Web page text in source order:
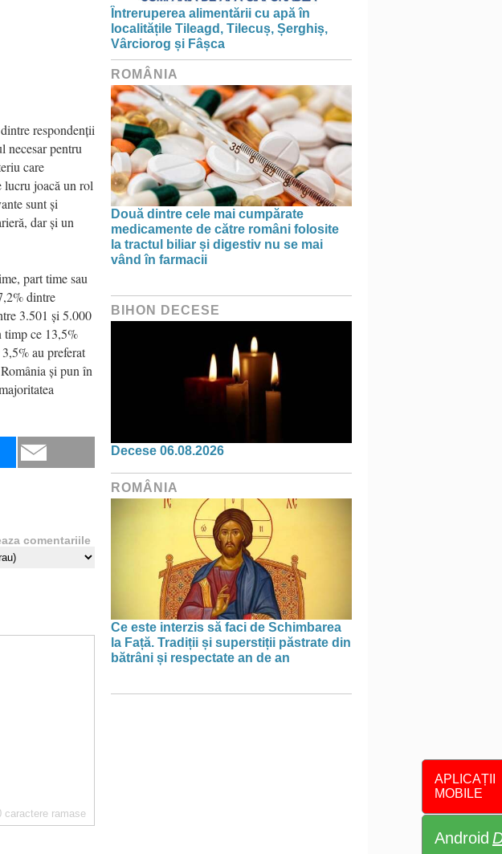
APLICAȚII
MOBILE
Android
respondenții
necesar pentru
care
lucru joacă un rol
sunt și
dar și un
part time sau
dintre
3.501 și 5.000
timp ce 13,5%
au preferat
și pun în
comentariile
caractere ramase
Întreruperea alimentării cu apă în
localitățile Tileagd, Tilecuș, Șerghiș,
Vârciorog și Fâșca
ROMÂNIA
Două dintre cele mai cumpărate
medicamente de către români folosite
la tractul biliar și digestiv nu se mai
vând în farmacii
BIHON DECESE
Decese 06.08.2026
ROMÂNIA
Ce este interzis să faci de Schimbarea
la Față. Tradiții și superstiții păstrate din
bătrâni și respectate an de an